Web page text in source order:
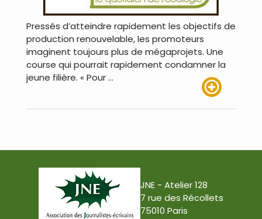
Pressés d’atteindre rapidement les objectifs de
production renouvelable, les promoteurs
imaginent toujours plus de mégaprojets. Une
course qui pourrait rapidement condamner la
jeune filière. « Pour …
JNE - Atelier 128
7 rue des Récollets
75010 Paris